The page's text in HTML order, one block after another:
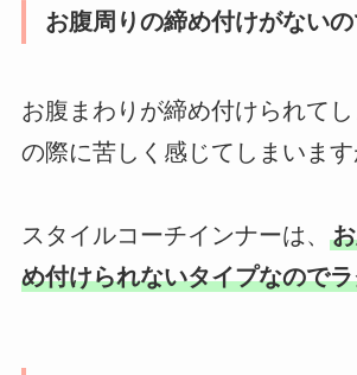
お腹周りの締め付けがない
お腹まわりが締め付けられて
の際に苦しく感じてしまいます
スタイルコーチインナーは、
め付けられないタイプなので